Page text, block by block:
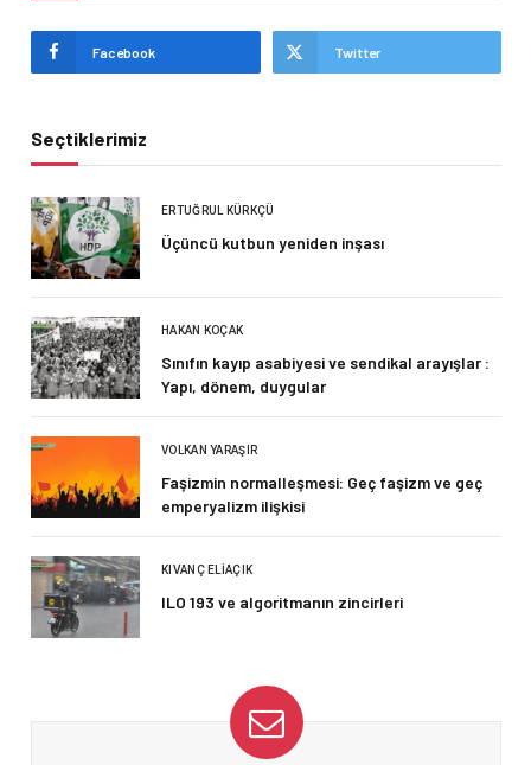
Facebook Twitter
Seçtiklerimiz
ERTUĞRUL KÜRKÇÜ
Üçüncü kutbun yeniden inşası
HAKAN KOÇAK
Sınıfın kayıp asabiyesi ve sendikal arayışlar :
Yapı, dönem, duygular
VOLKAN YARAŞIR
Faşizmin normalleşmesi: Geç faşizm ve geç
emperyalizm ilişkisi
KIVANÇ ELIAÇIK
ILO 193 ve algoritmanın zincirleri